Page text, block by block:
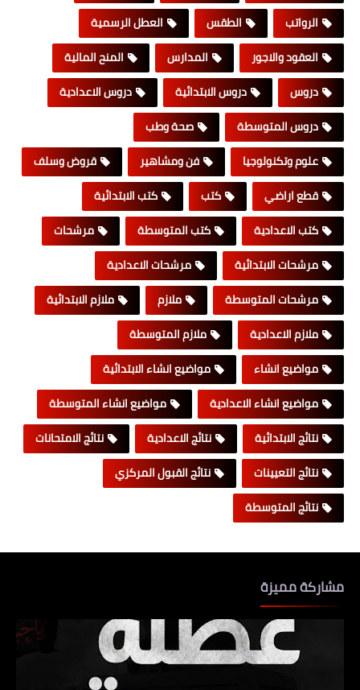
الرواتب
الطقس
العطل الرسمية
العقود والاجور
المدارس
المنح المالية
دروس
دروس الابتدائية
دروس الاعدادية
دروس المتوسطة
صحة وطب
علوم وتكنولوجيا
فن ومشاهير
قروض وسلف
قطع اراضي
كتب
كتب الابتدائية
كتب الاعدادية
كتب المتوسطة
مرشحات
مرشحات الابتدائية
مرشحات الاعدادية
مرشحات المتوسطة
ملازم
ملازم الابتدائية
ملازم الاعدادية
ملازم المتوسطة
مواضيع انشاء
مواضيع انشاء الابتدائية
مواضيع انشاء الاعدادية
مواضيع انشاء المتوسطة
نتائج الابتدائية
نتائج الاعدادية
نتائج الامتحانات
نتائج التعيينات
نتائج القبول المركزي
نتائج المتوسطة
مشاركة مميزة